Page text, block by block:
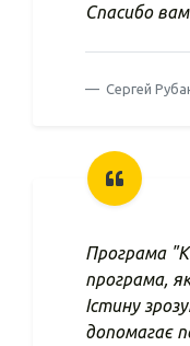
Спасибо
Сергей
Програма
програма,
Істину
допомагає